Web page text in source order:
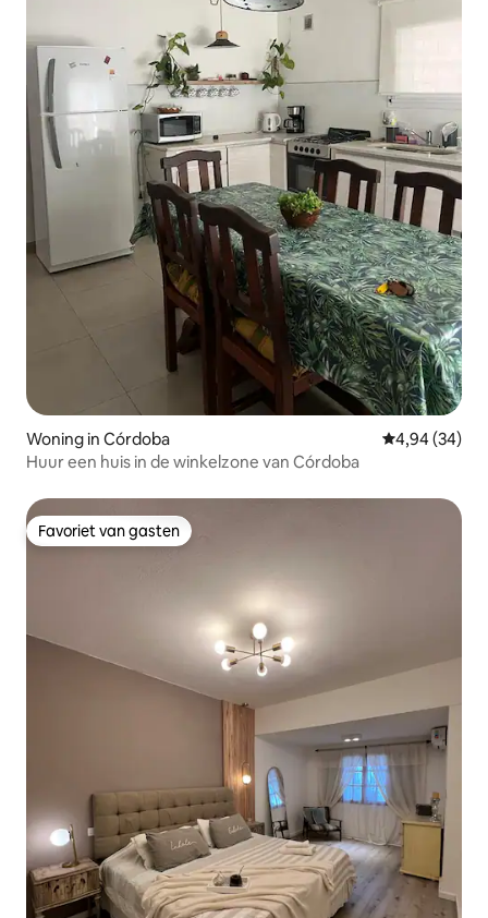
Woning in Córdoba Gemiddelde
4,94 (34)
Huur een huis in de winkelzone van Córdoba
Favoriet van gasten
Favoriet van gasten